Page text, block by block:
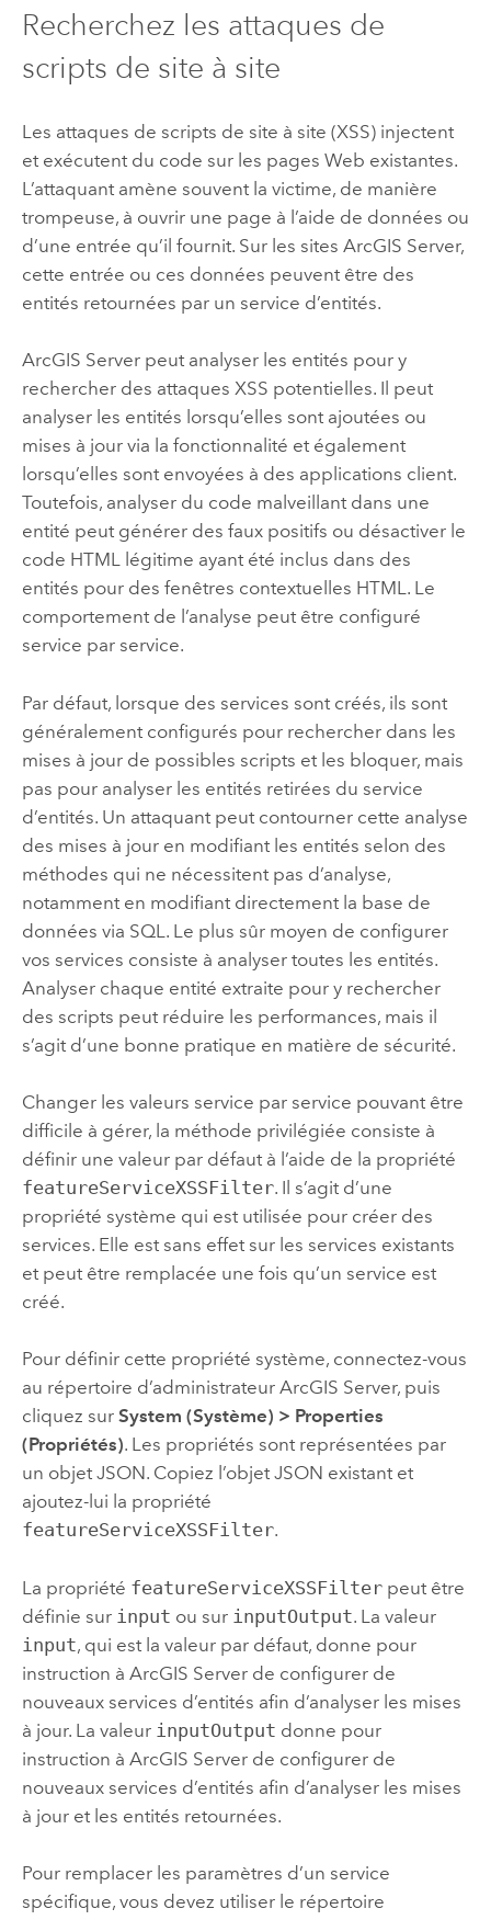
Recherchez les attaques de
scripts de site à site
Les attaques de scripts de site à site (XSS) injectent
et exécutent du code sur les pages Web existantes.
L’attaquant amène souvent la victime, de manière
trompeuse, à ouvrir une page à l’aide de données ou
d’une entrée qu’il fournit. Sur les sites ArcGIS Server,
cette entrée ou ces données peuvent être des
entités retournées par un service d’entités.
ArcGIS Serverpeut analyser les entités pour y
rechercher des attaques XSS potentielles. Il peut
analyser les entités lorsqu’elles sont ajoutées ou
mises à jour via la fonctionnalité et également
lorsqu’elles sont envoyées à des applications client.
Toutefois, analyser du code malveillant dans une
entité peut générer des faux positifs ou désactiver le
code HTML légitime ayant été inclus dans des
entités pour des fenêtres contextuelles HTML. Le
comportement de l’analyse peut être configuré
service par service.
Par défaut, lorsque des services sont créés, ils sont
généralement configurés pour rechercher dans les
mises à jour de possibles scripts et les bloquer, mais
pas pour analyser les entités retirées du service
d’entités. Un attaquant peut contourner cette analyse
des mises à jour en modifiant les entités selon des
méthodes qui ne nécessitent pas d’analyse,
notamment en modifiant directement la base de
données via SQL. Le plus sûr moyen de configurer
vos services consiste à analyser toutes les entités.
Analyser chaque entité extraite pour y rechercher
des scripts peut réduire les performances, mais il
s’agit d’une bonne pratique en matière de sécurité.
Changer les valeurs service par service pouvant être
difficile à gérer, la méthode privilégiée consiste à
définir une valeur par défaut à l’aide de la propriété
featureServiceXSSFilter. Il s’agit d’une
propriété système qui est utilisée pour créer des
services. Elle est sans effet sur les services existants
et peut être remplacée une fois qu’un service est
créé.
Pour définir cette propriété système, connectez-vous
au répertoire d’administrateur ArcGIS Server, puis
cliquez sur System (Système) > Properties
(Propriétés). Les propriétés sont représentées par
un objet JSON. Copiez l’objet JSON existant et
ajoutez-lui la propriété
featureServiceXSSFilter.
La propriété featureServiceXSSFilterpeut être
définie sur input ou sur inputOutput. La valeur
input, qui est la valeur par défaut, donne pour
instruction à ArcGIS Serverde configurer de
nouveaux services d’entités afin d’analyser les mises
à jour. La valeur inputOutput donne pour
instruction à ArcGIS Serverde configurer de
nouveaux services d’entités afin d’analyser les mises
à jour et les entités retournées.
Pour remplacer les paramètres d’un service
spécifique, vous devez utiliser le répertoire